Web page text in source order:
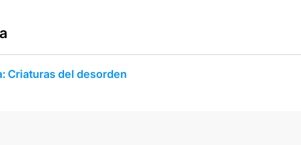
Criaturas del desorden